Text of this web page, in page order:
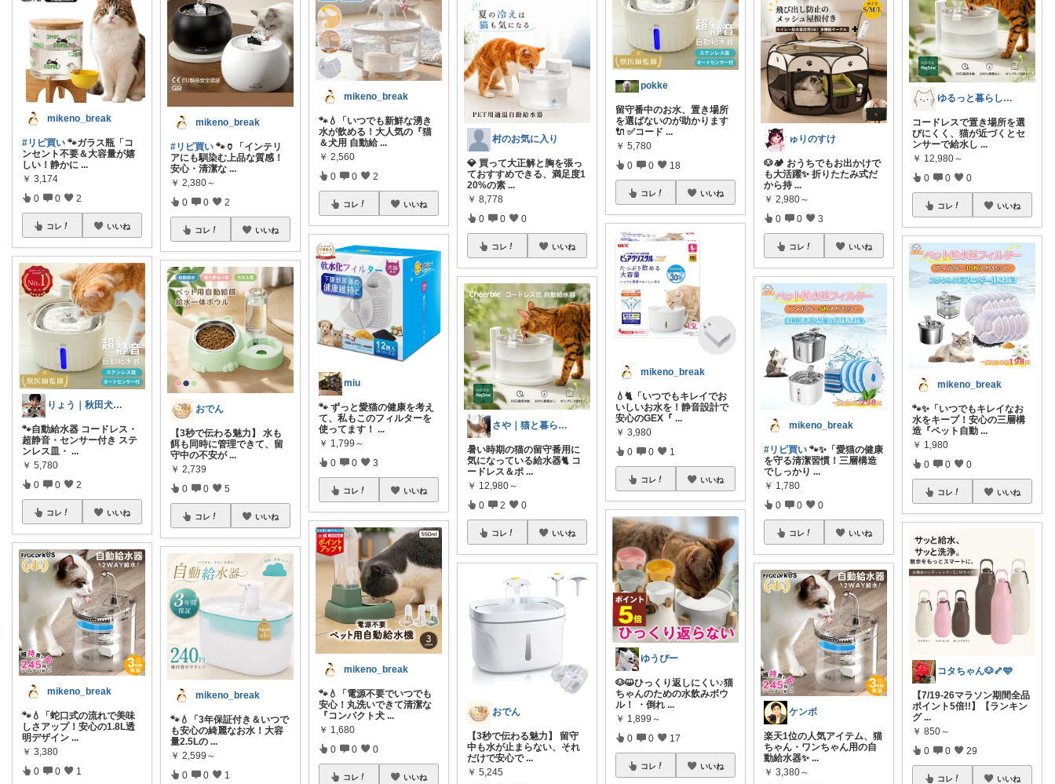
mikeno_break
#リピ買い 🐾ガラス瓶「コ
ンセント不要＆大容量が嬉
しい！静かに ...
￥ 3,174
0 0 2
コレ いいね
りょう｜秋田犬二匹との暮らし
🐾自動給水器 コードレス・
超静音・センサー付き ステ
ンレス皿・ ...
￥ 5,780
0 0 2
コレ いいね
mikeno_break
🐾💧「蛇口式の流れで美味
しさアップ！安心の1.8L透
明デザイン ...
￥ 3,380
0 0 1
mikeno_break
#リピ買い 🐾🏺「インテリ
アにも馴染む上品な質感！
安心・清潔な ...
￥ 2,380～
0 0 2
コレ いいね
おでん
【3秒で伝わる魅力】 水も
餌も同時に管理できて、留
守中の不安が ...
￥ 2,739
0 0 5
コレ いいね
mikeno_break
🐾💧「3年保証付き＆いつで
も安心の綺麗なお水！大容
量2.5Lの ...
￥ 2,599～
0 0 1
mikeno_break
🐾💧「いつでも新鮮な湧き
水が飲める！大人気の『猫
＆犬用 自動給 ...
￥ 2,560
0 0 2
コレ いいね
miu
🐾 ずっと愛猫の健康を考え
て、私もこのフィルターを
使ってます！ ...
￥ 1,799～
0 0 3
コレ いいね
mikeno_break
🐾💧「電源不要でいつでも
安心！丸洗いできて清潔な
『コンパクト犬 ...
￥ 1,680
0 0 0
コレ いいね
村のお気に入り
💎 買って大正解と胸を張っ
ておすすめできる、満足度1
20%の素 ...
￥ 8,778
0 0 0
コレ いいね
さや｜猫と暮らすROOM
暑い時期の猫の留守番用に
気になっている給水器🐈 コ
ードレス＆ポ ...
￥ 12,980～
0 2 0
コレ いいね
おでん
【3秒で伝わる魅力】 留守
中も水が止まらない、それ
だけで安心で ...
￥ 5,245
pokke
留守番中のお水、置き場所
を選ばないのが助かります
🔌 ✅コード ...
￥ 5,780
0 0 18
コレ いいね
mikeno_break
💧🐈「いつでもキレイでお
いしいお水を！静音設計で
安心のGEX『 ...
￥ 3,980
0 0 1
コレ いいね
ゆうぴー
🐶😺ひっくり返しにくい♪猫
ちゃんのための水飲みボウ
ル！ ・倒れ ...
￥ 1,899～
0 0 17
コレ いいね
ゅりのすけ
🐶🏕️ おうちでもお出かけで
も大活躍✨ 折りたたみ式だ
から持 ...
￥ 2,980～
0 0 3
コレ いいね
mikeno_break
#リピ買い 🐾✨「愛猫の健康
を守る清潔習慣！三層構造
でしっかり ...
￥ 1,780
0 0 0
コレ いいね
ケンボ
楽天1位の人気アイテム、猫
ちゃん・ワンちゃん用の自
動給水器✨...
￥ 3,380～
ゆるっと暮らしのメモ
コードレスで置き場所を選
びにくく、猫が近づくとセ
ンサーで給水し ...
￥ 12,980～
0 0 0
コレ いいね
mikeno_break
🐾✨「いつでもキレイなお
水をキープ！安心の三層構
造『ペット自動 ...
￥ 1,980
0 0 0
コレ いいね
コタちゃん🐶🦴🩵
【7/19-26マラソン期間全品
ポイント5倍!!】【ランキン
グ ...
￥ 850～
0 0 29
コレ いいね